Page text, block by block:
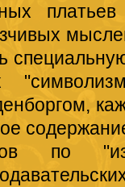
по